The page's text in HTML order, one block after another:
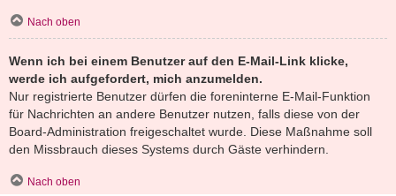
Nach oben
Wenn ich bei einem Benutzer auf den E-Mail-Link klicke,
werde ich aufgefordert, mich anzumelden.
Nur registrierte Benutzer dürfen die foreninterne E-Mail-Funktion
für Nachrichten an andere Benutzer nutzen, falls diese von der
Board-Administration freigeschaltet wurde. Diese Maßnahme soll
den Missbrauch dieses Systems durch Gäste verhindern.
Nach oben